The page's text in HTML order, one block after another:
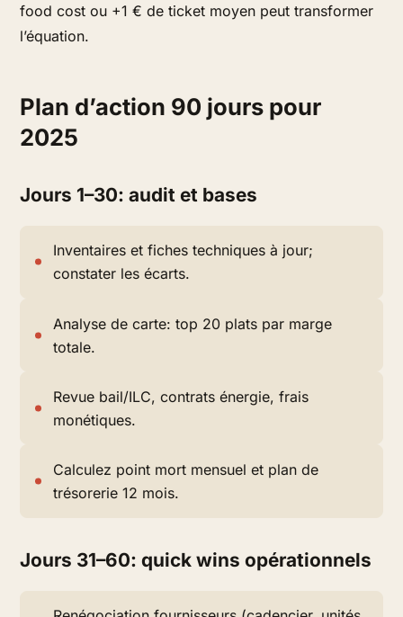
food cost ou +1 € de ticket moyen peut transformer
l’équation.
Plan d’action 90 jours pour
2025
Jours 1–30: audit et bases
Inventaires et fiches techniques à jour;
constater les écarts.
Analyse de carte: top 20 plats par marge
totale.
Revue bail/ILC, contrats énergie, frais
monétiques.
Calculez point mort mensuel et plan de
trésorerie 12 mois.
Jours 31–60: quick wins opérationnels